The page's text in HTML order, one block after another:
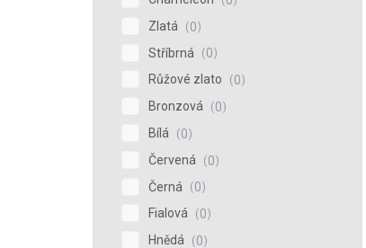
Zlatá
0
Stříbrná
0
Růžové zlato
0
Bronzová
0
Bílá
0
Červená
0
Černá
0
Fialová
0
Hnědá
0